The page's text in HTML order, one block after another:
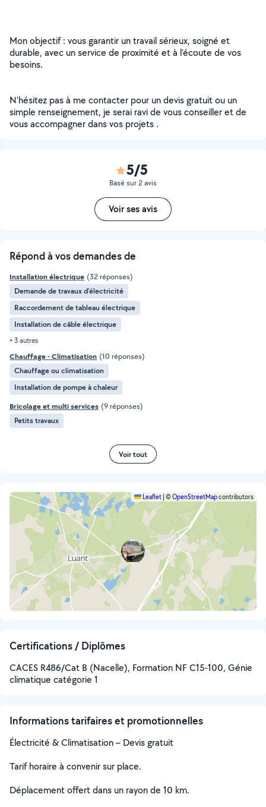
Mon objectif : vous garantir un travail sérieux, soigné et
durable, avec un service de proximité et à l'écoute de vos
besoins.
N'hésitez pas à me contacter pour un devis gratuit ou un
simple renseignement, je serai ravi de vous conseiller et de
vous accompagner dans vos projets .
5/5
Basé sur 2 avis
Voir ses avis
Répond à vos demandes de
Installation électrique (32 réponses)
Demande de travaux d’électricité
Raccordement de tableau électrique
Installation de câble électrique
+ 3 autres
Chauffage - Climatisation (10 réponses)
Chauffage ou climatisation
Installation de pompe à chaleur
Bricolage et multi services (9 réponses)
Petits travaux
Voir tout
Leaflet ©OpenStreetMapcontributors
Certifications / Diplômes
CACES R486/Cat B (Nacelle), Formation NF C15-100, Génie
climatique catégorie 1
Informations tarifaires et promotionnelles
Électricité & Climatisation – Devis gratuit
Tarif horaire à convenir sur place.
Déplacement offert dans un rayon de 10 km.